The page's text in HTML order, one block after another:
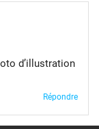
d’illustration
Répondre